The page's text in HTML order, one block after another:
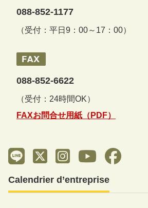
088-852-1177
（受付：平日9：00～17：00）
088-852-6622
（受付：24時間OK）
FAXお問合せ用紙（PDF）
Calendrier d’entreprise